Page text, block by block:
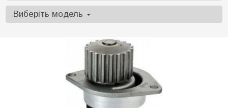
Виберіть модель